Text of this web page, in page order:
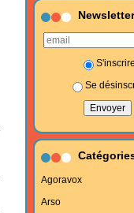
Newsletter
S'inscrire
Se
Agoravox
Arso